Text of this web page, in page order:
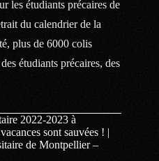
les étudiants précaires de
du calendrier de la
plus de 6000 colis
étudiants précaires, des
2022-2023 à
sont sauvées ! |
de Montpellier –